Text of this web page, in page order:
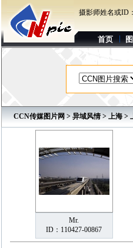
摄影师姓名或ID：
首页
CCN传媒图片网 > 异域风情> 上海 >
Mr.
ID：110427-00867